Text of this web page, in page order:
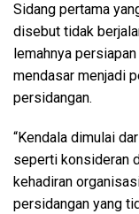
Sidang pertama
disebut tidak
lemahnya
mendasar menjadi
persidangan.
“Kendala dimulai
seperti konsideran
kehadiran
persidangan yang